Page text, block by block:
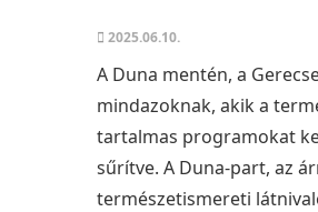
2025.06.10.
A Duna mentén, a
mindazoknak, akik a
tartalmas programokat
sűrítve. A Duna-part, az
természetismereti